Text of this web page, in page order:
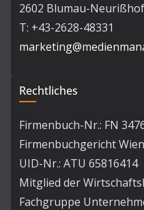
2602 Blumau-
T: +43-2628-48331
Rechtliches
Firmenbuch-Nr.: FN
Firmenbuchgericht
UID-Nr.: ATU 65816414
Mitglied der
Fachgruppe